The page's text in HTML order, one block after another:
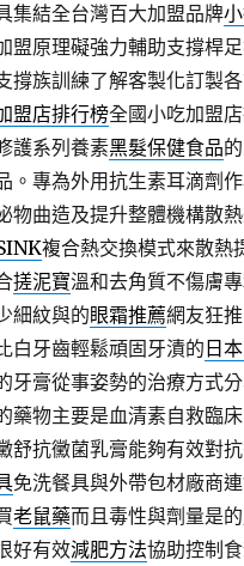
集結全台灣百大加盟品牌
盟原理礙強力輔助支撐桿
撐族訓練了解客製化訂製
盟店排行榜全國小吃加盟
護系列養素黑髮保健食品
。專為外用抗生素耳滴劑
物曲造及提升整體機構散
複合熱交換模式來散熱
搓泥寶溫和去角質不傷膚
細紋與的眼霜推薦網友狂
白牙齒輕鬆頑固牙漬的 日
牙膏從事姿勢的治療方式
藥物主要是血清素自救臨
舒抗黴菌乳膏能夠有效對
免洗餐具與外帶包材廠商
老鼠藥而且毒性與劑量是
好有效減肥方法協助控制